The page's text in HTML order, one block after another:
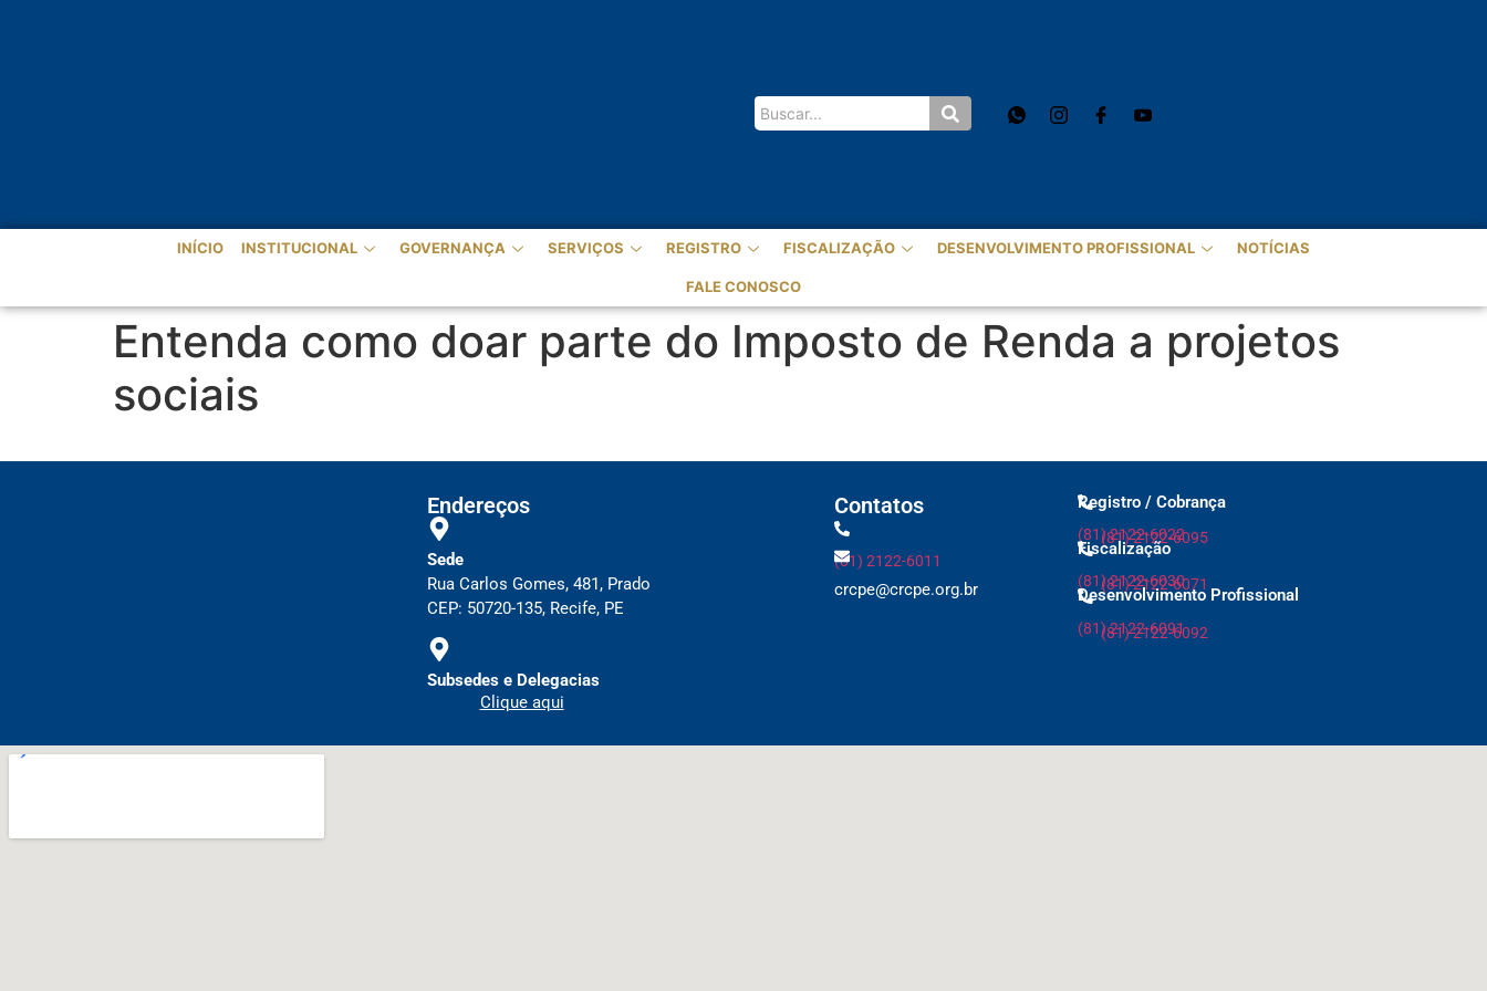
INÍCIO INSTITUCIONAL GOVERNANÇA SERVIÇOS REGISTRO FISCALIZAÇÃO DESENVOLVIMENTO PROFISSIONAL NOTÍCIAS
FALE CONOSCO
Entenda como doar parte do Imposto de Renda a projetos
sociais
Endereços
Sede
Rua Carlos Gomes, 481, Prado
CEP: 50720-135, Recife, PE
Subsedes e Delegacias
Clique aqui
Contatos
(81) 2122-6011
crcpe@crcpe.org.br
Registro / Cobrança
(81) 2122-6022
(81) 2122-6095
Fiscalização
(81) 2122-6030
(81) 2122-6071
Desenvolvimento Profissional
(81) 2122-6091
(81) 2122-6092